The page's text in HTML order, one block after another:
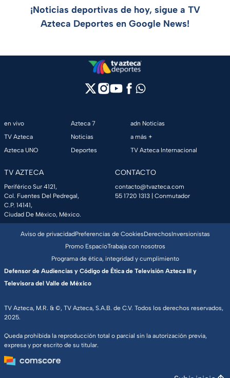
¡Noticias deportivas de hoy, sigue a TV
Azteca Deportes en Google News!
en vivo
TV Azteca
Azteca UNO
Azteca 7
Noticias
Deportes
adn Noticias
a más +
TV Azteca Internacional
TV AZTECA
Periférico Sur 4121,
Col. Fuentes Del Pedregal,
C.P. 14141,
Ciudad De México, México.
CONTACTO
contacto@tvazteca.com
55 1720 1313 | Conmutador
TV Azteca, M.R. & ©, TV Azteca, S.A.B. de C.V. Todos los derechos reservados,
2025.
Queda prohibida la reproducción total o parcial sin la autorización previa,
expresa y por escrito de su titular.
Aviso de privacidadPreferencias de CookiesDerechosInversionistas
Promo EspacioTrabaja con nosotros
Programa de ética, integridad y cumplimiento
Defensor de Audiencias y Código de Ética de Televisión Azteca III y
Televisora del Valle de México